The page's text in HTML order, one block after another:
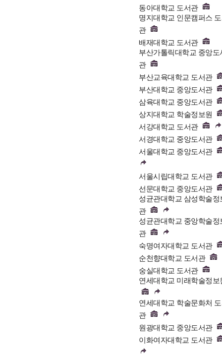
동아대학교 도서관
명지대학교 인문캠퍼스
관
배재대학교 도서관
부산가톨릭대학교 중앙도
관
부산교육대학교 도서관
부산대학교 중앙도서관
삼육대학교 중앙도서관
상지대학교 학술정보원
서강대학교 도서관
서경대학교 중앙도서관
서울대학교 중앙도서관
서울시립대학교 도서관
선문대학교 중앙도서관
성균관대학교 삼성학술정
관
성균관대학교 중앙학술정
관
숙명여자대학교 도서관
순천향대학교 도서관
숭실대학교 도서관
연세대학교 미래학술정보
연세대학교 학술문화처
관
원광대학교 중앙도서관
이화여자대학교 도서관